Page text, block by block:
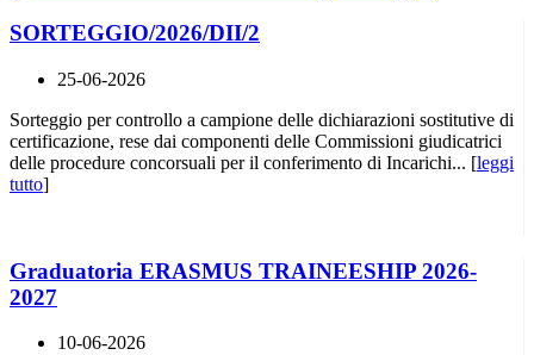
SORTEGGIO/2026/DII/2
25-06-2026
Sorteggio per controllo a campione delle dichiarazioni sostitutive di
certificazione, rese dai componenti delle Commissioni giudicatrici
delle procedure concorsuali per il conferimento di Incarichi... [leggi
tutto]
Graduatoria ERASMUS TRAINEESHIP 2026-
2027
10-06-2026